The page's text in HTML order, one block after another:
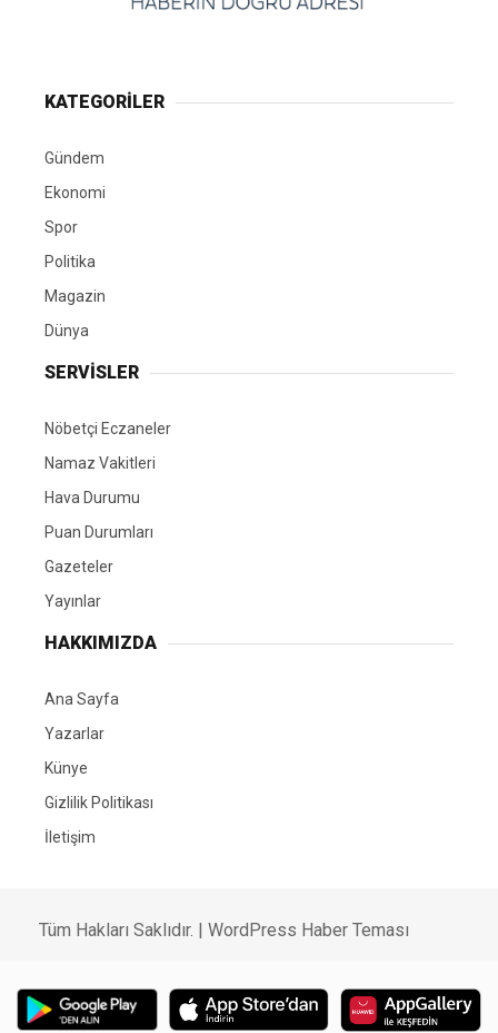
KATEGORİLER
Gündem
Ekonomi
Spor
Politika
Magazin
Dünya
SERVİSLER
Nöbetçi Eczaneler
Namaz Vakitleri
Hava Durumu
Puan Durumları
Gazeteler
Yayınlar
HAKKIMIZDA
Ana Sayfa
Yazarlar
Künye
Gizlilik Politikası
İletişim
Tüm Hakları Saklıdır. | WordPress Haber Teması